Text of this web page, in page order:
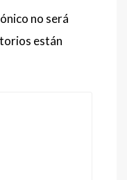
no será
están